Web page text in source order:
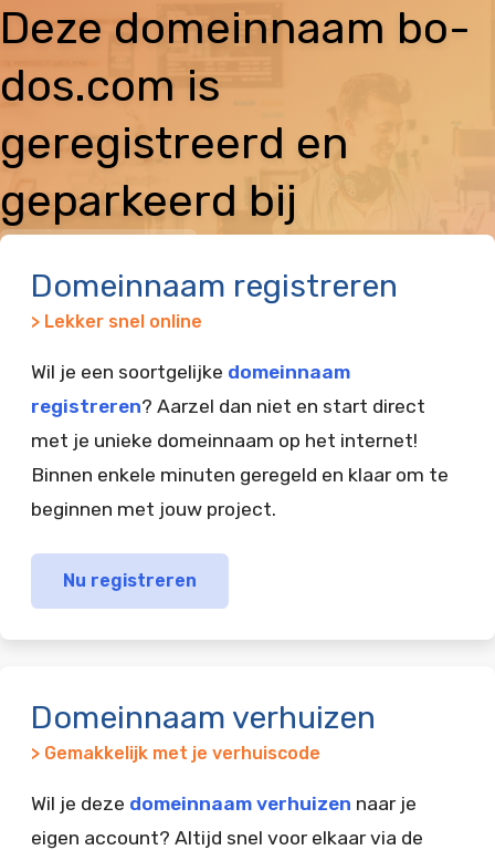
Deze domeinnaam bo-
dos.com is
geregistreerd en
geparkeerd bij
Domeinnaam registreren
> Lekker snel online
Wil je een soortgelijke domeinnaam
registreren? Aarzel dan niet en start direct
met je unieke domeinnaam op het internet!
Binnen enkele minuten geregeld en klaar om te
beginnen met jouw project.
Nu registreren
Domeinnaam verhuizen
> Gemakkelijk met je verhuiscode
Wil je deze domeinnaam verhuizen naar je
eigen account? Altijd snel voor elkaar via de